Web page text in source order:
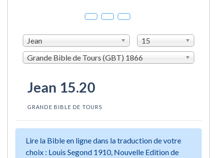
Jean
15
Grande Bible de Tours (GBT) 1866
Jean 15.20
GRANDE BIBLE DE TOURS
Lire la Bible en ligne dans la traduction de votre
choix : Louis Segond 1910, Nouvelle Edition de